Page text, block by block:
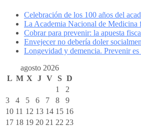
Celebración de los 100 años del
La Academia Nacional de Medicina
Cobrar para prevenir: la apuesta
Envejecer no debería doler
Longevidad y demencia. Prevenir
agosto 2026
L M X J V S D
1
2
3
4 5 6 7 8
9
10 11 12 13 14 15 16
17 18 19 20 21 22 23